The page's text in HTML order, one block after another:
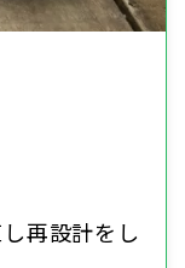
再設計をし